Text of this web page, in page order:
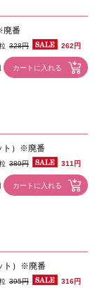
廃番
328円 262円
ト）※廃番
389円 311円
ト）※廃番
395円 316円